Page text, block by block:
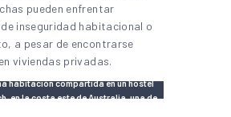
pueden enfrentar
inseguridad habitacional o
a pesar de encontrarse
viviendas privadas.
habitación compartida en un hostel
en la costa este de Australia, una de